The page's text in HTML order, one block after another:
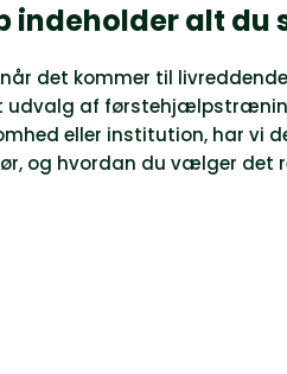
alt du
det kommer til
udvalg af
eller institution, har vi
, og hvordan du vælger det